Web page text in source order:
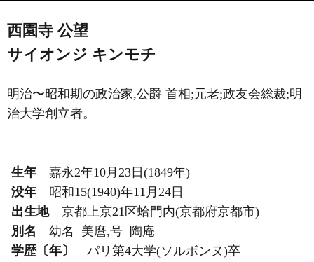
西園寺 公望
サイオンジ キンモチ
明治〜昭和期の政治家,公爵 首相;元老;政友会総裁;明
治大学創立者。
生年
嘉永2年10月23日(1849年)
没年
昭和15(1940)年11月24日
出生地
京都上京21区蛤門内(京都府京都市)
別名
幼名=美麿,号=陶庵
学歴〔年〕
パリ第4大学(ソルボンヌ)卒